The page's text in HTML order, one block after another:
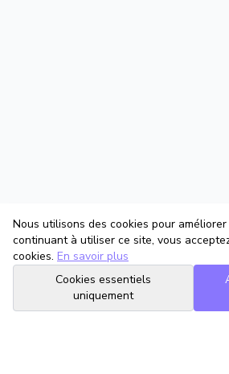
Nous utilisons des cookies pour
continuant à utiliser ce site, vous
cookies. En savoir plus
Cookies essentiels
uniquement